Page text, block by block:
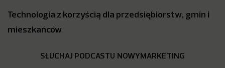
Technologia z korzyścią dla przedsiębiorstw, gmin i
mieszkańców
SŁUCHAJ PODCASTU NOWYMARKETING